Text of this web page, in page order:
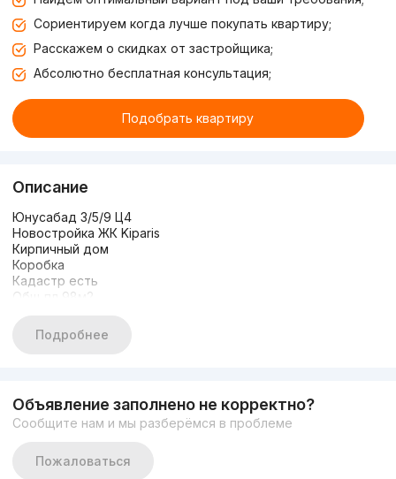
Сориентируем когда лучше покупать квартиру;
Расскажем о скидках от застройщика;
Абсолютно бесплатная консультация;
Подобрать квартиру
Описание
Юнусабад 3/5/9 Ц4
Новостройка ЖК Kiparis
Кирпичный дом
Коробка
Кадастр есть
Общ пл 98м2
Адрес: Юнусабадский район, массив Кашгар, 12/1
1500 м².
Подробнее
Объявление заполнено не корректно?
Сообщите нам и мы разберёмся в проблеме
Пожаловаться